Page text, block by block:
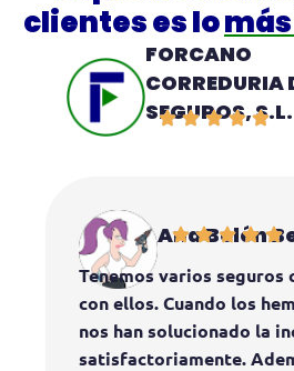
clientes es lo
FORCANO
CORREDURIA
SEGUROS, S.L.
Ana Belén
Tenemos varios seguros
con ellos. Cuando los
nos han solucionado la
satisfactoriamente.